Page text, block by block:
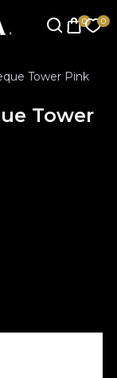
Tower Pink
Tower